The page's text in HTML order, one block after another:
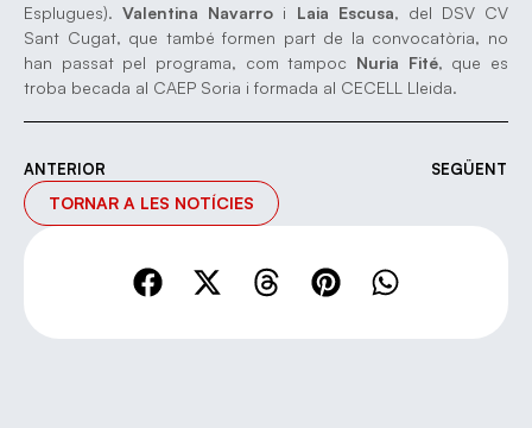
Esplugues).Valentina Navarro i Laia Escusa, del DSV CV
Sant Cugat, que també formen part de la convocatòria, no
han passat pel programa, com tampoc Nuria Fité, que es
troba becada al CAEP Soria i formada al CECELL Lleida.
ANTERIOR SEGÜENT
TORNAR A LES NOTÍCIES